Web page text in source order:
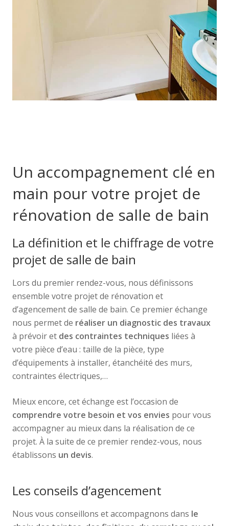
Un accompagnement clé en
main pour votre projet de
rénovation de salle de bain
La définition et le chiffrage de votre
projet de salle de bain
Lors du premier rendez-vous, nous définissons
ensemble votre projet de rénovation et
d’agencement de salle de bain. Ce premier échange
nous permet de réaliser un diagnostic des travaux
à prévoir et des contraintes techniques liées à
votre pièce d’eau : taille de la pièce, type
d’équipements à installer, étanchéité des murs,
contraintes électriques,…
Mieux encore, cet échange est l’occasion de
comprendre votre besoin et vos envies pour vous
accompagner au mieux dans la réalisation de ce
projet. À la suite de ce premier rendez-vous, nous
établissons un devis.
Les conseils d’agencement
Nous vous conseillons et accompagnons dans le